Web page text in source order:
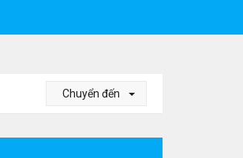
Chuyển đến